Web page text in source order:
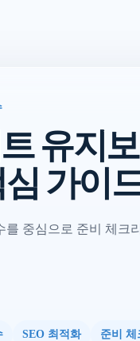
유지
가이
를 중심으로 준비 체크
SEO 최적화 준비 체